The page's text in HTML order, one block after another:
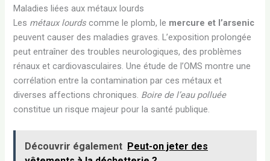
Maladies liées aux métaux lourds
Les métaux lourds comme le plomb, le mercure et l’arsenic
peuvent causer des maladies graves. L’exposition prolongée
peut entraîner des troubles neurologiques, des problèmes
rénaux et cardiovasculaires. Une étude de l’OMS montre une
corrélation entre la contamination par ces métaux et
diverses affections chroniques. Boire de l’eau polluée
constitue un risque majeur pour la santé publique.
Découvrir également Peut-on jeter des